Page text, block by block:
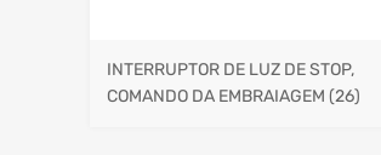
INTERRUPTOR DE LUZ DE STOP,
COMANDO DA EMBRAIAGEM (26)